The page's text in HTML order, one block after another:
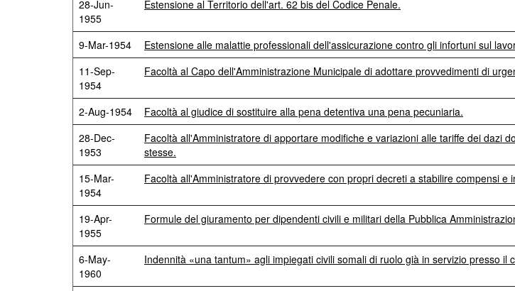
28-Jun-
1955
Estensione al Territorio dell'art. 62 bis del Codice Penale.
9-Mar-1954
Estensione alle malattie professionali dell'assicurazione contro gli infortuni sul
11-Sep-
1954
Facoltà al Capo dell'Amministrazione Municipale di adottare provvedimenti di
2-Aug-1954
Facoltà al giudice di sostituire alla pena detentiva una pena pecuniaria.
28-Dec-
1953
Facoltà all'Amministratore di apportare modifiche e variazioni alle tariffe dei dazi
stesse.
15-Mar-
1954
Facoltà all'Amministratore di provvedere con propri decreti a stabilire compensi e
19-Apr-
1955
Formule del giuramento per dipendenti civili e militari della Pubblica
6-May-
1960
Indennità «una tantum» agli impiegati civili somali di ruolo già in servizio presso il